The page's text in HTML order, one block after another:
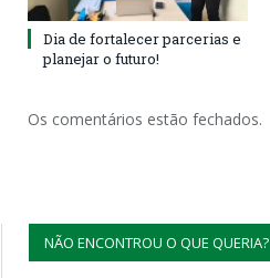
Dia de fortalecer parcerias e
planejar o futuro!
Os comentários estão fechados.
NÃO ENCONTROU O QUE QUERIA?